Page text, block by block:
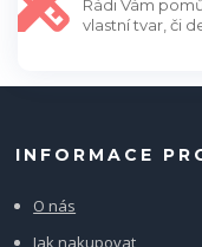
Rádi Vám
vlastní tvar, či
INFORMACE
O nás
Jak nakupovat